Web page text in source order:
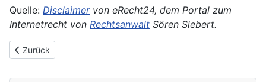
Quelle: Disclaimervon eRecht24, dem Portal zum
Internetrecht von Rechtsanwalt Sören Siebert.
Vorheriger Beitrag: Spieltermine
Zurück